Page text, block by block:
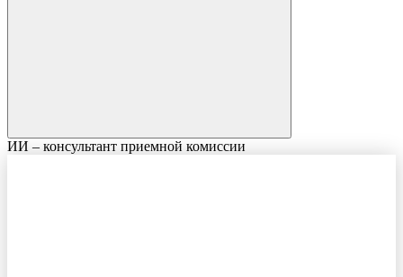
ИИ – консультант приемной комиссии